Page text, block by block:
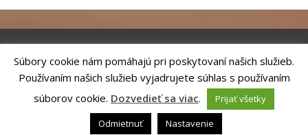
Riešenie ANTIK SMART CITY
| Technický prevádzkovateľ – MVI
Technology, s.r.o.
Správca webového sídla: Mesto Kežmarok, Hlavné námestie, 060 01
Kežmarok, tel.: +421524660111
podatelna@kezmarok.sk,|Vyhlásenie o prístupnosti
Ochrana osobných údajov
Súbory cookie nám pomáhajú pri poskytovaní našich služieb.
Používaním našich služieb vyjadrujete súhlas s používaním
súborov cookie. Dozvedieť sa viac.
Prijať všetky
Odmietnuť
Nastavenie